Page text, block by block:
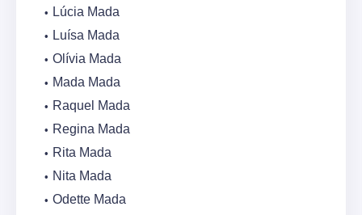
Lúcia Mada
Luísa Mada
Olívia Mada
Mada Mada
Raquel Mada
Regina Mada
Rita Mada
Nita Mada
Odette Mada